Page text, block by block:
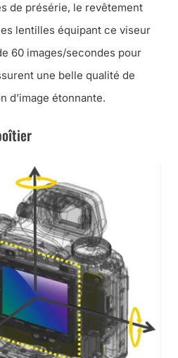
de présérie, le revêtement
lentilles équipant ce viseur
60 images/secondes pour
une belle qualité de
d’image étonnante.